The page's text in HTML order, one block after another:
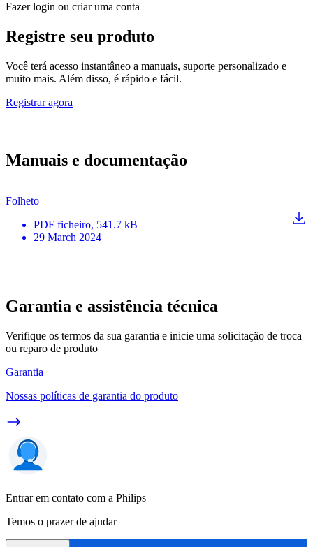
Fazer login ou criar uma conta
Registre seu produto
Você terá acesso instantâneo a manuais, suporte personalizado e
muito mais. Além disso, é rápido e fácil.
Registrar agora
Manuais e documentação
Folheto
PDF ficheiro, 541.7 kB
29 March 2024
Garantia e assistência técnica
Verifique os termos da sua garantia e inicie uma solicitação de troca
ou reparo de produto
Garantia
Nossas políticas de garantia do produto
Entrar em contato com a Philips
Temos o prazer de ajudar